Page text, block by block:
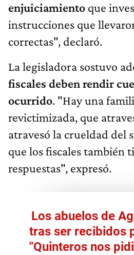
enjuiciamiento que
instrucciones que
correctas", declaró.
La legisladora sostuvo
fiscales deben rendir
ocurrido. "Hay una
revictimizada, que
atravesó la crueldad del
que los fiscales también
respuestas", expresó.
Los abuelos de
tras ser recibidos
"Quinteros nos